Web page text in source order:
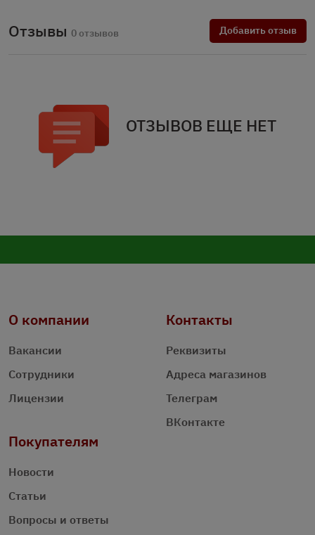
Отзывы 0 отзывов Добавить отзыв
ОТЗЫВОВ ЕЩЕ НЕТ
О компании
Вакансии
Сотрудники
Лицензии
Контакты
Реквизиты
Адреса магазинов
Телеграм
ВКонтакте
Покупателям
Новости
Статьи
Вопросы и ответы